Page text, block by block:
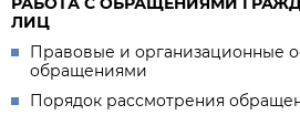
ЛИЦ
Правовые и организационные
обращениями
Порядок рассмотрения